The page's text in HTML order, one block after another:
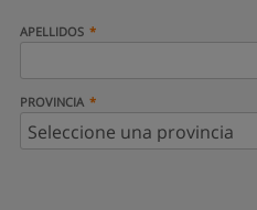
APELLIDOS
PROVINCIA